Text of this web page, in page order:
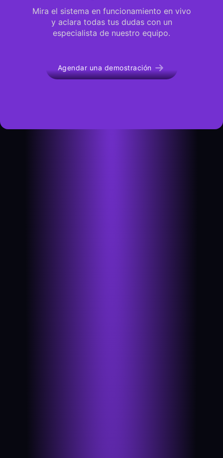
Mira el sistema en funcionamiento en vivo
y aclara todas tus dudas con un
especialista de nuestro equipo.
Agendar una demostración